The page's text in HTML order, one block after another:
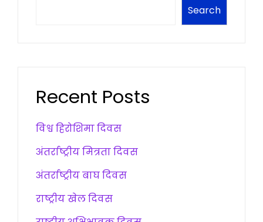
Search
Recent Posts
विश्व हिरोशिमा दिवस
अंतर्राष्ट्रीय मित्रता दिवस
अंतर्राष्ट्रीय बाघ दिवस
राष्ट्रीय खेल दिवस